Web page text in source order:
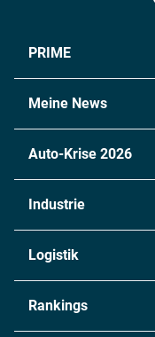
PRIME
Meine News
Auto-Krise 2026
Industrie
Chemie
Logistik
Rankings